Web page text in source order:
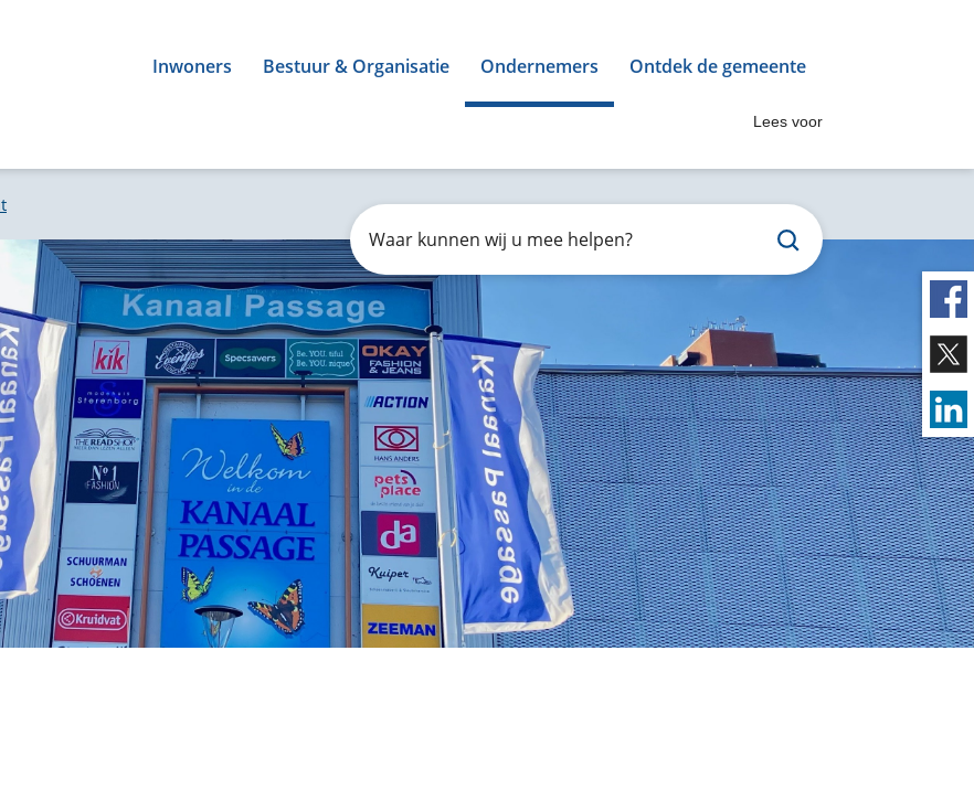
Inwoners Bestuur & Organisatie Ondernemers Ontdek de gemeente
Lees voor
Zoeken
Waar
kunnen
wij
u
mee
helpen?